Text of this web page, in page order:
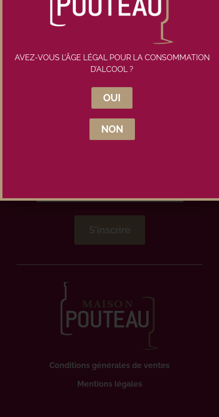
Inscrivez-vous à la newsletter
Maison Pouteau
Conditions générales de ventes
Mentions légales
AVEZ-VOUS L’ÂGE LÉGAL POUR LA CONSOMMATION
D’ALCOOL ?
OUI
NON